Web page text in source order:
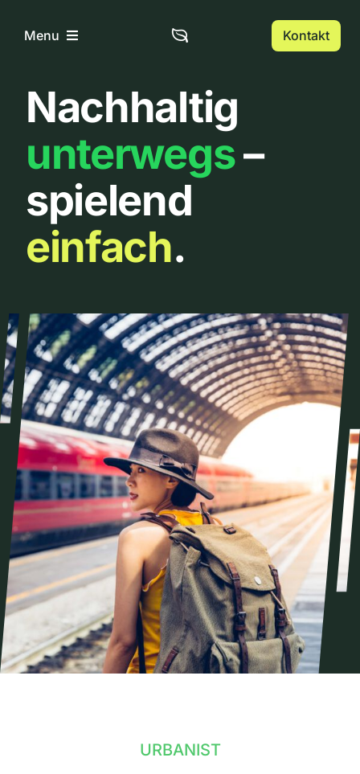
InhaltMenu
Home
Über uns
Urbanlist
Kontakt
Nachhaltig
unterwegs–
spielend
einfach.
URBANIST